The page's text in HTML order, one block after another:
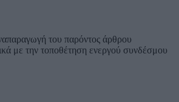
του παρόντος άρθρου
με την τοποθέτηση ενεργού συνδέσμου